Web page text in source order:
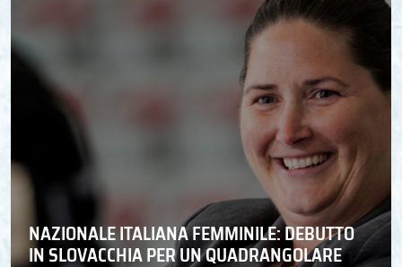
NAZIONALE ITALIANA FEMMINILE: DEBUTTO
IN SLOVACCHIA PER UN QUADRANGOLARE